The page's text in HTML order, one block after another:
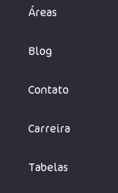
Áreas
Blog
Contato
Carreira
Tabelas